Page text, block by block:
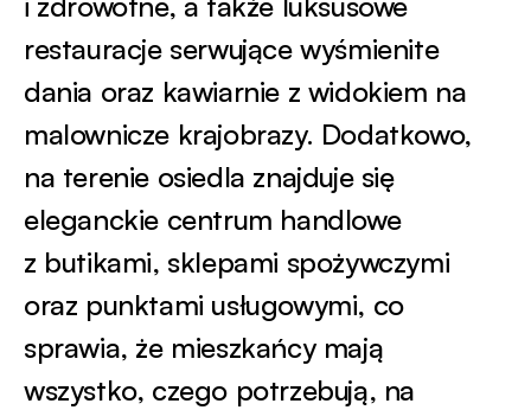
restauracje serwujące wyśmienite
dania oraz kawiarnie z widokiem na
malownicze krajobrazy. Dodatkowo,
na terenie osiedla znajduje się
eleganckie centrum handlowe
z butikami, sklepami spożywczymi
oraz punktami usługowymi, co
sprawia, że mieszkańcy mają
wszystko, czego potrzebują, na